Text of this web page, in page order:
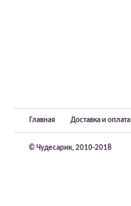
Главная Доставка и оплата
© Чудесарик, 2010-2018